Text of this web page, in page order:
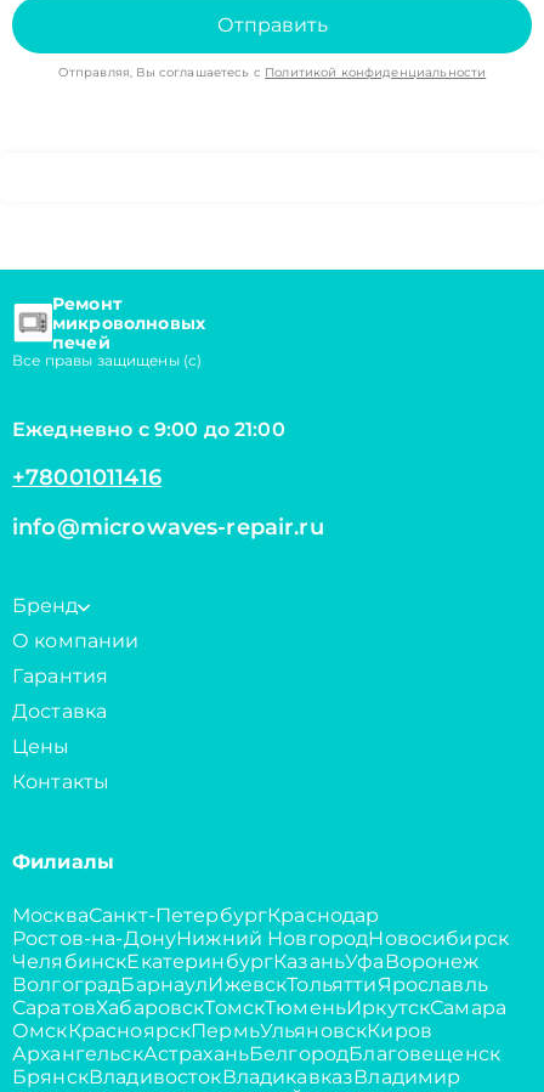
Отправить
Отправляя, Вы соглашаетесь с Политикой конфиденциальности
Ремонт
микроволновых
печей
Все правы защищены (с)
Ежедневно с 9:00 до 21:00
+78001011416
info@microwaves-repair.ru
Бренд
О компании
Гарантия
Доставка
Цены
Контакты
Филиалы
МоскваСанкт-ПетербургКраснодар
Ростов-на-ДонуНижний НовгородНовосибирск
ЧелябинскЕкатеринбургКазаньУфаВоронеж
ВолгоградБарнаулИжевскТольяттиЯрославль
СаратовХабаровскТомскТюменьИркутскСамара
ОмскКрасноярскПермьУльяновскКиров
АрхангельскАстраханьБелгородБлаговещенск
БрянскВладивостокВладикавказВладимир